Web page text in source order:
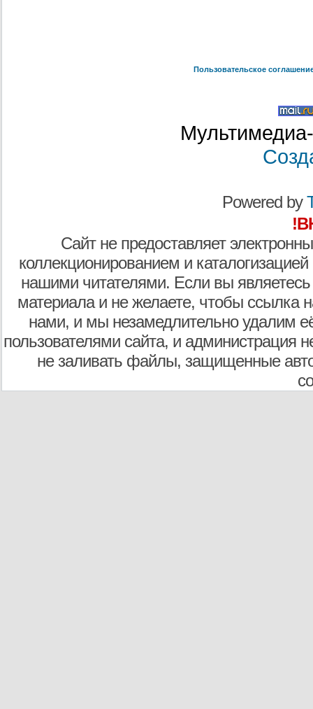
Пользовательское
Powered by
Сайт не предоставляет
коллекционированием и
нашими читателями. Если вы являетесь
материала и не желаете, чтобы ссылка
нами, и мы незамедлительно удалим
пользователями сайта, и администрация
не заливать файлы, защищенные